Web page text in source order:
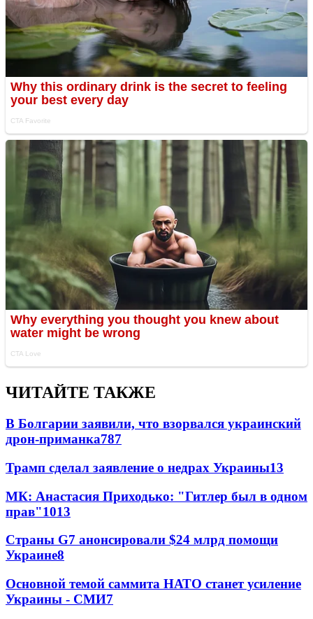
ЧИТАЙТЕ ТАКЖЕ
В Болгарии заявили, что взорвался украинский
дрон-приманка787
Трамп сделал заявление о недрах Украины13
МК: Анастасия Приходько: "Гитлер был в одном
прав"1013
Страны G7 анонсировали $24 млрд помощи
Украине8
Основной темой саммита НАТО станет усиление
Украины - СМИ7